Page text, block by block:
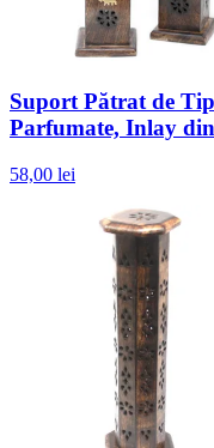
Suport Pătrat de
Parfumate, Inlay
58,00 lei